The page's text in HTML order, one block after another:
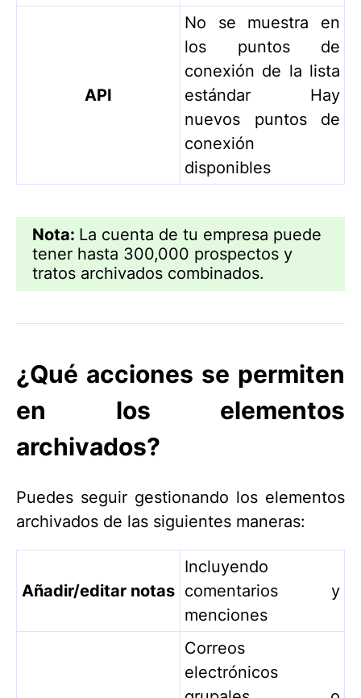
API
No se muestra en
los puntos de
conexión de la lista
estándar Hay
nuevos puntos de
conexión
disponibles
Nota: La cuenta de tu empresa puede
tener hasta 300,000 prospectos y
tratos archivados combinados.
¿Qué acciones se permiten
en los elementos
archivados?
Puedes seguir gestionando los elementos
archivados de las siguientes maneras:
Añadir/editar notas
Incluyendo
comentarios y
menciones
Correos
electrónicos